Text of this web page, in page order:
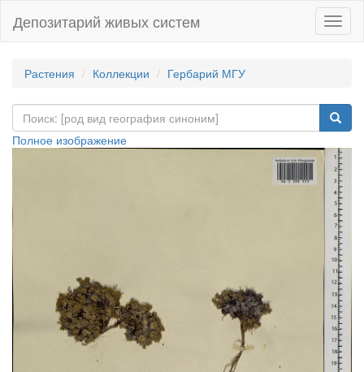
Депозитарий живых систем
Растения Коллекции Гербарий МГУ
Полное изображение